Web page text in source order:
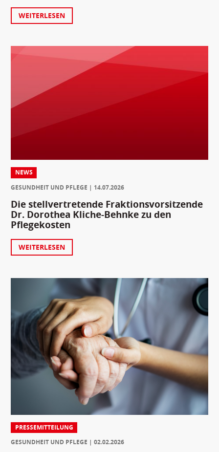
WEITERLESEN
NEWS
GESUNDHEIT UND PFLEGE
14.07.2026
Die stellvertretende Fraktionsvorsitzende
Dr. Dorothea Kliche-Behnke zu den
Pflegekosten
WEITERLESEN
PRESSEMITTEILUNG
GESUNDHEIT UND PFLEGE
02.02.2026